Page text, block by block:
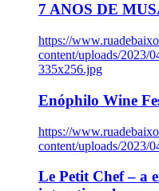
7 ANOS DE
https://
content/uploads/2023/
335x256.jpg
Enóphilo Wine
https://
content/uploads/2023/
Le Petit Chef – a